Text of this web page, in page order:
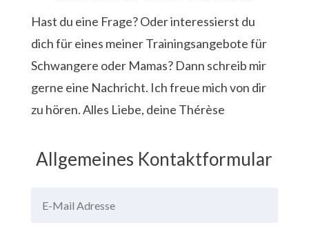
Hast du eine Frage? Oder interessierst du
dich für eines meiner Trainingsangebote für
Schwangere oder Mamas? Dann schreib mir
gerne eine Nachricht. Ich freue mich von dir
zu hören. Alles Liebe, deine Thérèse
Allgemeines Kontaktformular